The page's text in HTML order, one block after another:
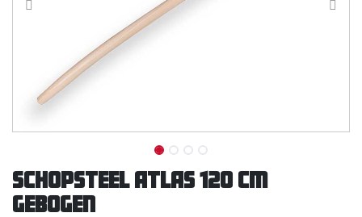
Schopsteel ATLAS 120 cm
gebogen